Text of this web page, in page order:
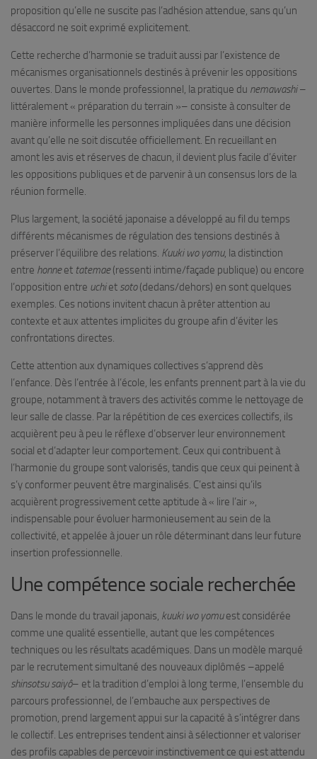
proposition qu’elle ne suscite pas l’adhésion attendue, sans qu’un
désaccord ne soit exprimé explicitement.
Cette recherche d’harmonie se traduit aussi par l’existence de
mécanismes organisationnels destinés à prévenir les oppositions
ouvertes. Dans le monde professionnel, la pratique du nemawashi–
littéralement « préparation du terrain »– consiste à consulter de
manière informelle les personnes impliquées dans une décision
avant qu’elle ne soit discutée officiellement. En recueillant en
amont les avis et réserves de chacun, il devient plus facile d’éviter
les oppositions publiques et de parvenir à un consensus lors de la
réunion formelle.
Plus largement, la société japonaise a développé au fil du temps
différents mécanismes de régulation des tensions destinés à
préserver l’équilibre des relations. Kuuki wo yomu, la distinction
entre honneet tatemae(ressenti intime/façade publique) ou encore
l’opposition entre uchiet soto(dedans/dehors) en sont quelques
exemples. Ces notions invitent chacun à prêter attention au
contexte et aux attentes implicites du groupe afin d’éviter les
confrontations directes.
Cette attention aux dynamiques collectives s’apprend dès
l’enfance. Dès l’entrée à l’école, les enfants prennent part à la vie du
groupe, notamment à travers des activités comme le nettoyage de
leur salle de classe. Par la répétition de ces exercices collectifs, ils
acquièrent peu à peu le réflexe d’observer leur environnement
social et d’adapter leur comportement. Ceux qui contribuent à
l’harmonie du groupe sont valorisés, tandis que ceux qui peinent à
s’y conformer peuvent être marginalisés. C’est ainsi qu’ils
acquièrent progressivement cette aptitude à « lire l’air »,
indispensable pour évoluer harmonieusement au sein de la
collectivité, et appelée à jouer un rôle déterminant dans leur future
insertion professionnelle.
Une compétence sociale recherchée
Dans le monde du travail japonais, kuuki wo yomuest considérée
comme une qualité essentielle, autant que les compétences
techniques ou les résultats académiques. Dans un modèle marqué
par le recrutement simultané des nouveaux diplômés –appelé
shinsotsu saiyô– et la tradition d’emploi à long terme, l’ensemble du
parcours professionnel, de l’embauche aux perspectives de
promotion, prend largement appui sur la capacité à s’intégrer dans
le collectif. Les entreprises tendent ainsi à sélectionner et valoriser
des profils capables de percevoir instinctivement ce qui est attendu